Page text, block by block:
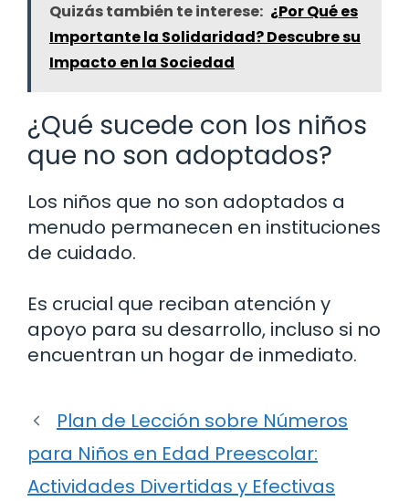
Quizás también te interese: ¿Por Qué es
Importante la Solidaridad? Descubre su
Impacto en la Sociedad
¿Qué sucede con los niños
que no son adoptados?
Los niños que no son adoptados a
menudo permanecen en instituciones
de cuidado.
Es crucial que reciban atención y
apoyo para su desarrollo, incluso si no
encuentran un hogar de inmediato.
Plan de Lección sobre Números
para Niños en Edad Preescolar:
Actividades Divertidas y Efectivas